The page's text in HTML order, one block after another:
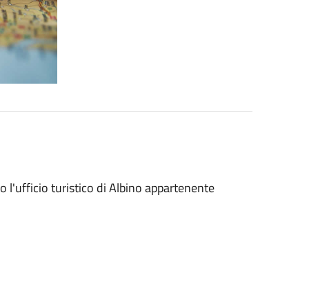
l'ufficio turistico di Albino appartenente